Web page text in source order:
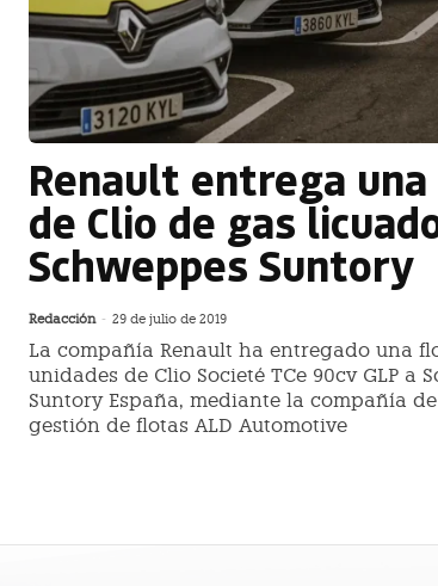
Renault entrega
de Clio de gas
Schweppes Suntory
Redacción - 29 de julio de 2019
La compañía Renault ha entregado una
unidades de Clio Societé TCe 90cv GLP a
Suntory España, mediante la compañía
gestión de flotas ALD Automotive